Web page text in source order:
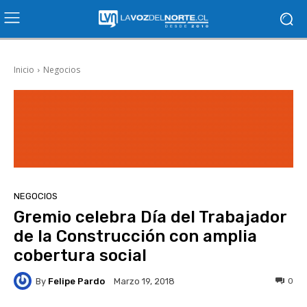
Inicio Negocios
NEGOCIOS
Gremio celebra Día del Trabajador
de la Construcción con amplia
cobertura social
By Felipe Pardo Marzo 19, 2018 0